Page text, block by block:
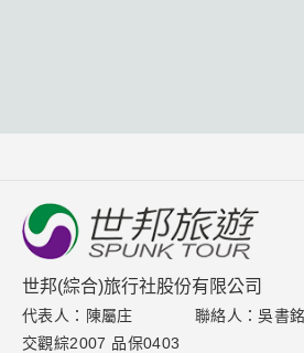
聯絡我們
下載專區
取消訂單說明
世邦(綜合)旅行社股份有限公司
代表人：陳屬庄
聯絡人：吳書銘
交觀綜2007 品保0403